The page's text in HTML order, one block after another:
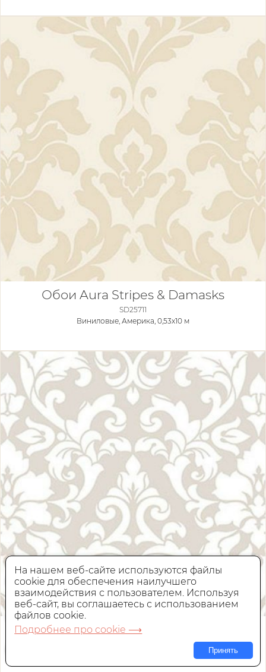
Обои Aura Stripes & Damasks
SD25711
Виниловые, Америка, 0,53x10 м
Обои Aura Stripes & Damasks
На нашем веб-сайте используются файлы
cookie для обеспечения наилучшего
взаимодействия с пользователем. Используя
веб-сайт, вы соглашаетесь с использованием
файлов cookie.
Подробнее про cookie ⟶
Принять